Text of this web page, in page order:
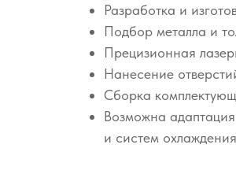
Разработка и
Подбор металла и
Прецизионная
Нанесение
Сборка
Возможна
и систем